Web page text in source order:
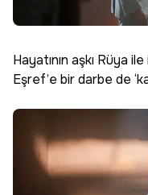
Hayatının aşkı Rüya
Eşref’e bir darbe de